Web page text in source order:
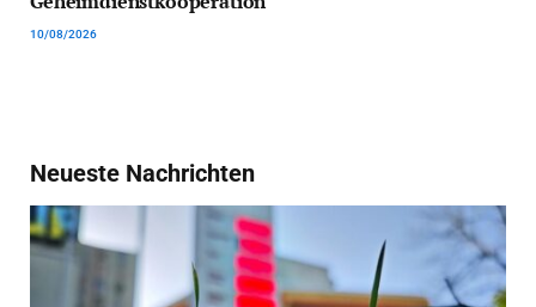
10/08/2026
Neueste Nachrichten